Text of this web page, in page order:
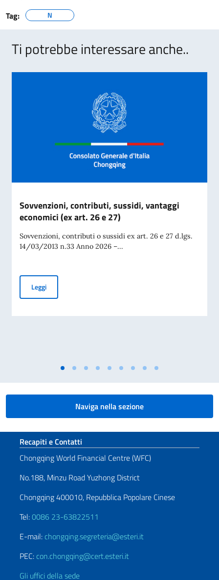
Tag: N
Ti potrebbe interessare anche..
Sovvenzioni, contributi, sussidi, vantaggi
economici (ex art. 26 e 27)
Sovvenzioni, contributi o sussidi ex art. 26 e 27 d.lgs.
14/03/2013 n.33 Anno 2026 –...
LeggiSovvenzioni, contributi, sussidi, vantaggi economici (ex art.
Naviga nella sezione
Sezione footer
Recapiti e Contatti
Chongqing World Financial Centre (WFC)
No.188, Minzu Road Yuzhong District
Chongqing 400010, Repubblica Popolare Cinese
Tel:0086 23-63822511
E-mail: chongqing.segreteria@esteri.it
PEC: con.chongqing@cert.esteri.it
Gli uffici della sede